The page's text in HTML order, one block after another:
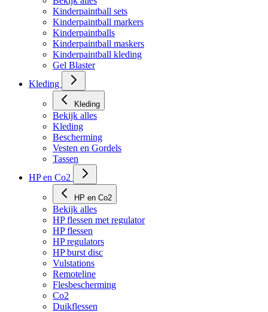
Kinderpaintball sets
Kinderpaintball markers
Kinderpaintballs
Kinderpaintball maskers
Kinderpaintball kleding
Gel Blaster
Kleding
Kleding
Bekijk alles
Kleding
Bescherming
Vesten en Gordels
Tassen
HP en Co2
HP en Co2
Bekijk alles
HP flessen met regulator
HP flessen
HP regulators
HP burst disc
Vulstations
Remoteline
Flesbescherming
Co2
Duikflessen